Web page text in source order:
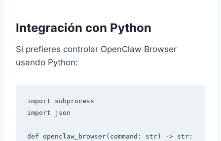
Integración con Python
Si prefieres controlar OpenClaw Browser
usando Python:
import subprocess
import json
def openclaw_browser(command: str) -> str: